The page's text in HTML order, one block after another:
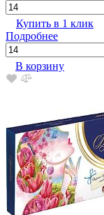
Купить в 1 клик
Подробнее
В корзину